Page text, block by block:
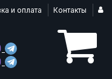
и оплата Контакты